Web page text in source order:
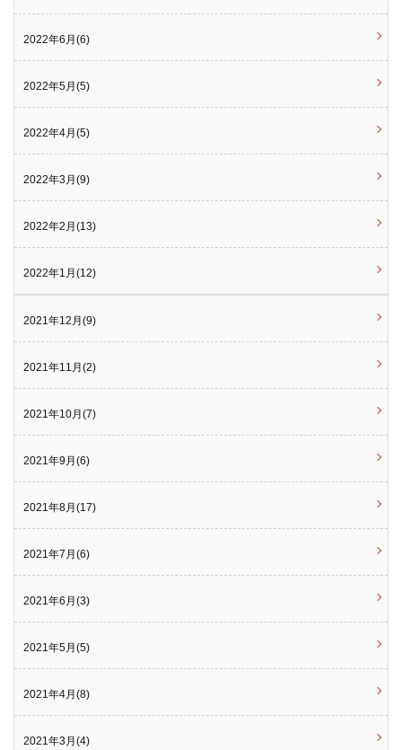
2022年6月(6)
2022年5月(5)
2022年4月(5)
2022年3月(9)
2022年2月(13)
2022年1月(12)
2021年12月(9)
2021年11月(2)
2021年10月(7)
2021年9月(6)
2021年8月(17)
2021年7月(6)
2021年6月(3)
2021年5月(5)
2021年4月(8)
2021年3月(4)